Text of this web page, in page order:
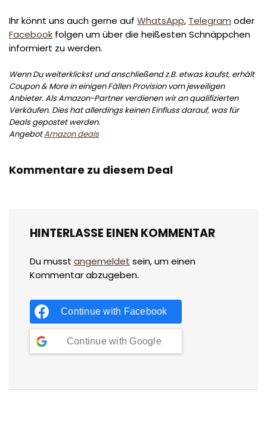
Ihr könnt uns auch gerne auf WhatsApp, Telegram oder
Facebook folgen um über die heißesten Schnäppchen
informiert zu werden.
Wenn Du weiterklickst und anschließend z.B. etwas kaufst, erhält
Coupon & More in einigen Fällen Provision vom jeweiligen
Anbieter. Als Amazon-Partner verdienen wir an qualifizierten
Verkäufen. Dies hat allerdings keinen Einfluss darauf, was für
Deals gepostet werden.
AngebotAmazon deals
Kommentare zu diesem Deal
HINTERLASSE EINEN KOMMENTAR
Du musst angemeldet sein, um einen
Kommentar abzugeben.
Continue with Facebook
Continue with Google